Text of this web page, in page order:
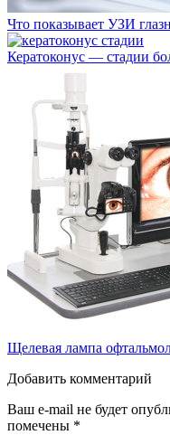
Что показывает УЗИ
Кератоконус — стадии
Щелевая лампа
Добавить комментарий
Ваш e-mail не будет
помечены *